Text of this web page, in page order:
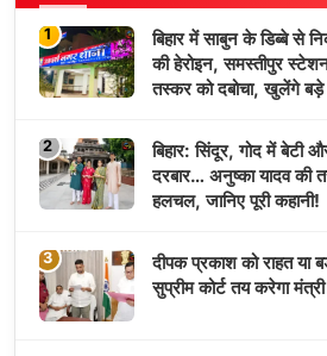
1
बिहार में साबुन के डिब्बे से
की हेरोइन, समस्तीपुर स्टेशन पर STF ने
तस्कर को दबोचा, खुलेंगे बड़े
2
बिहार: सिंदूर, गोद में बेटी
दरबार… अनुष्का यादव की
हलचल, जानिए पूरी कहानी!
3
दीपक प्रकाश को राहत या
सुप्रीम कोर्ट तय करेगा